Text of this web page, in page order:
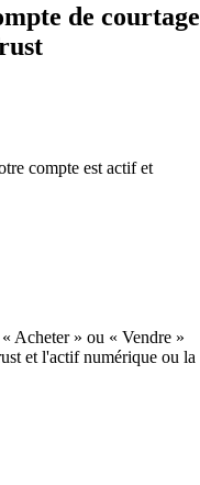
de courtage
compte est actif et
Acheter » ou « Vendre »
et l'actif numérique ou la